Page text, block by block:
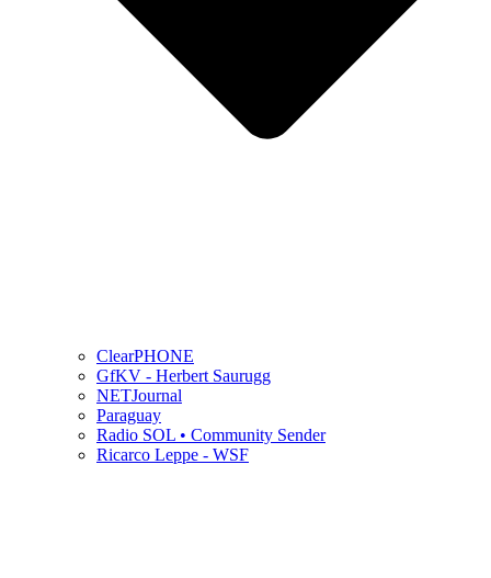
ClearPHONE
GfKV - Herbert Saurugg
NETJournal
Paraguay
Radio SOL • Community Sender
Ricarco Leppe - WSF